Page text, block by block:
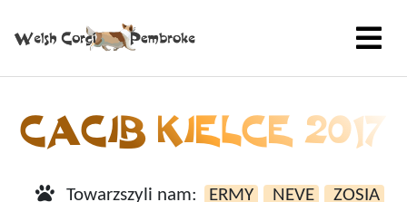
CACIB KIELCE 2017
Towarzszyli nam: ERMY NEVE ZOSIA